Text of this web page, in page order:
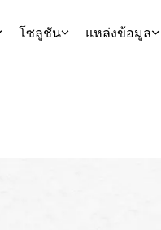
โซลูชัน แหล่งข้อมูล